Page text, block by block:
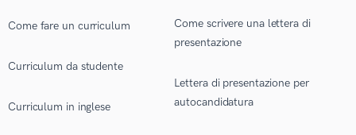
Come fare un curriculum
Curriculum da studente
Curriculum in inglese
Come scrivere una lettera di
presentazione
Lettera di presentazione per
autocandidatura